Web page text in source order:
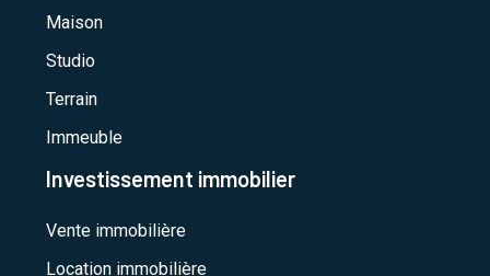
Maison
Studio
Terrain
Immeuble
Investissement immobilier
Vente immobilière
Location immobilière